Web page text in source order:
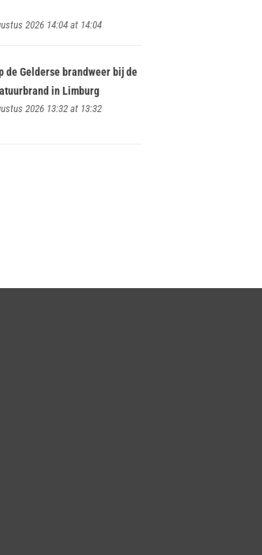
2026 14:04 at 14:04
de Gelderse brandweer bij de
in Limburg
2026 13:32 at 13:32